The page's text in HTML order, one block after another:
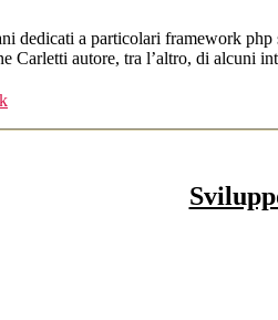
dedicati a particolari framework
Carletti autore, tra l’altro, di alcuni